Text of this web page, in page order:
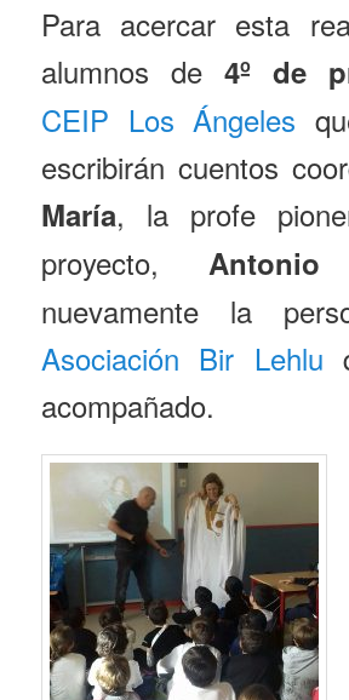
Para acercar esta
alumnos de4º de
CEIP Los Ángeles
escribirán cuentos
María, la profe
proyecto, Antonio
nuevamente la
Asociación Bir Lehlu
acompañado.